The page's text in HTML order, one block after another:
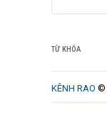
TỪ KHÓA
KÊNH RAO ©